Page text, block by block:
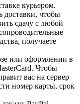
курьером.
доставки, чтобы
сдачу с любой
получаете
или оформлении в
Чтобы
вас на сервер
номер карты, срок